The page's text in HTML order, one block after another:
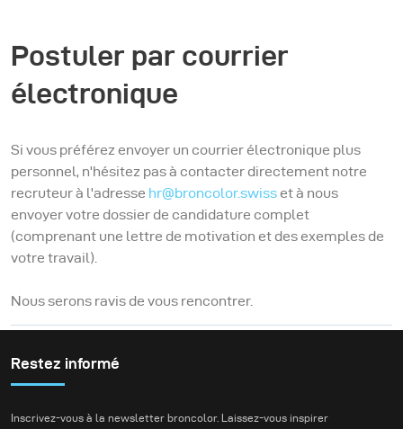
Postuler par courrier
électronique
Si vous préférez envoyer un courrier électronique plus
personnel, n'hésitez pas à contacter directement notre
recruteur à l'adresse hr@broncolor.swiss et à nous
envoyer votre dossier de candidature complet
(comprenant une lettre de motivation et des exemples de
votre travail).
Nous serons ravis de vous rencontrer.
Restez informé
Inscrivez-vous à la newsletter broncolor. Laissez-vous inspirer